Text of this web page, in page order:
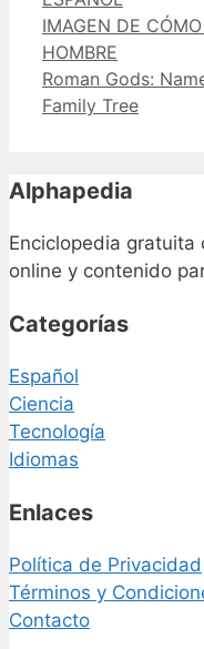
IMAGEN DE
HOMBRE
Roman Gods:
Family Tree
Alphapedia
Enciclopedia gratuita
online y contenido
Categorías
Español
Ciencia
Tecnología
Idiomas
Enlaces
Política de Privacidad
Términos y
Contacto